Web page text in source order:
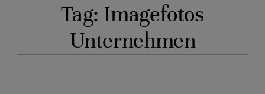
ÜBER MICH
HOCHZEITSTIPPS
Tag: Imagefotos
Unternehmen